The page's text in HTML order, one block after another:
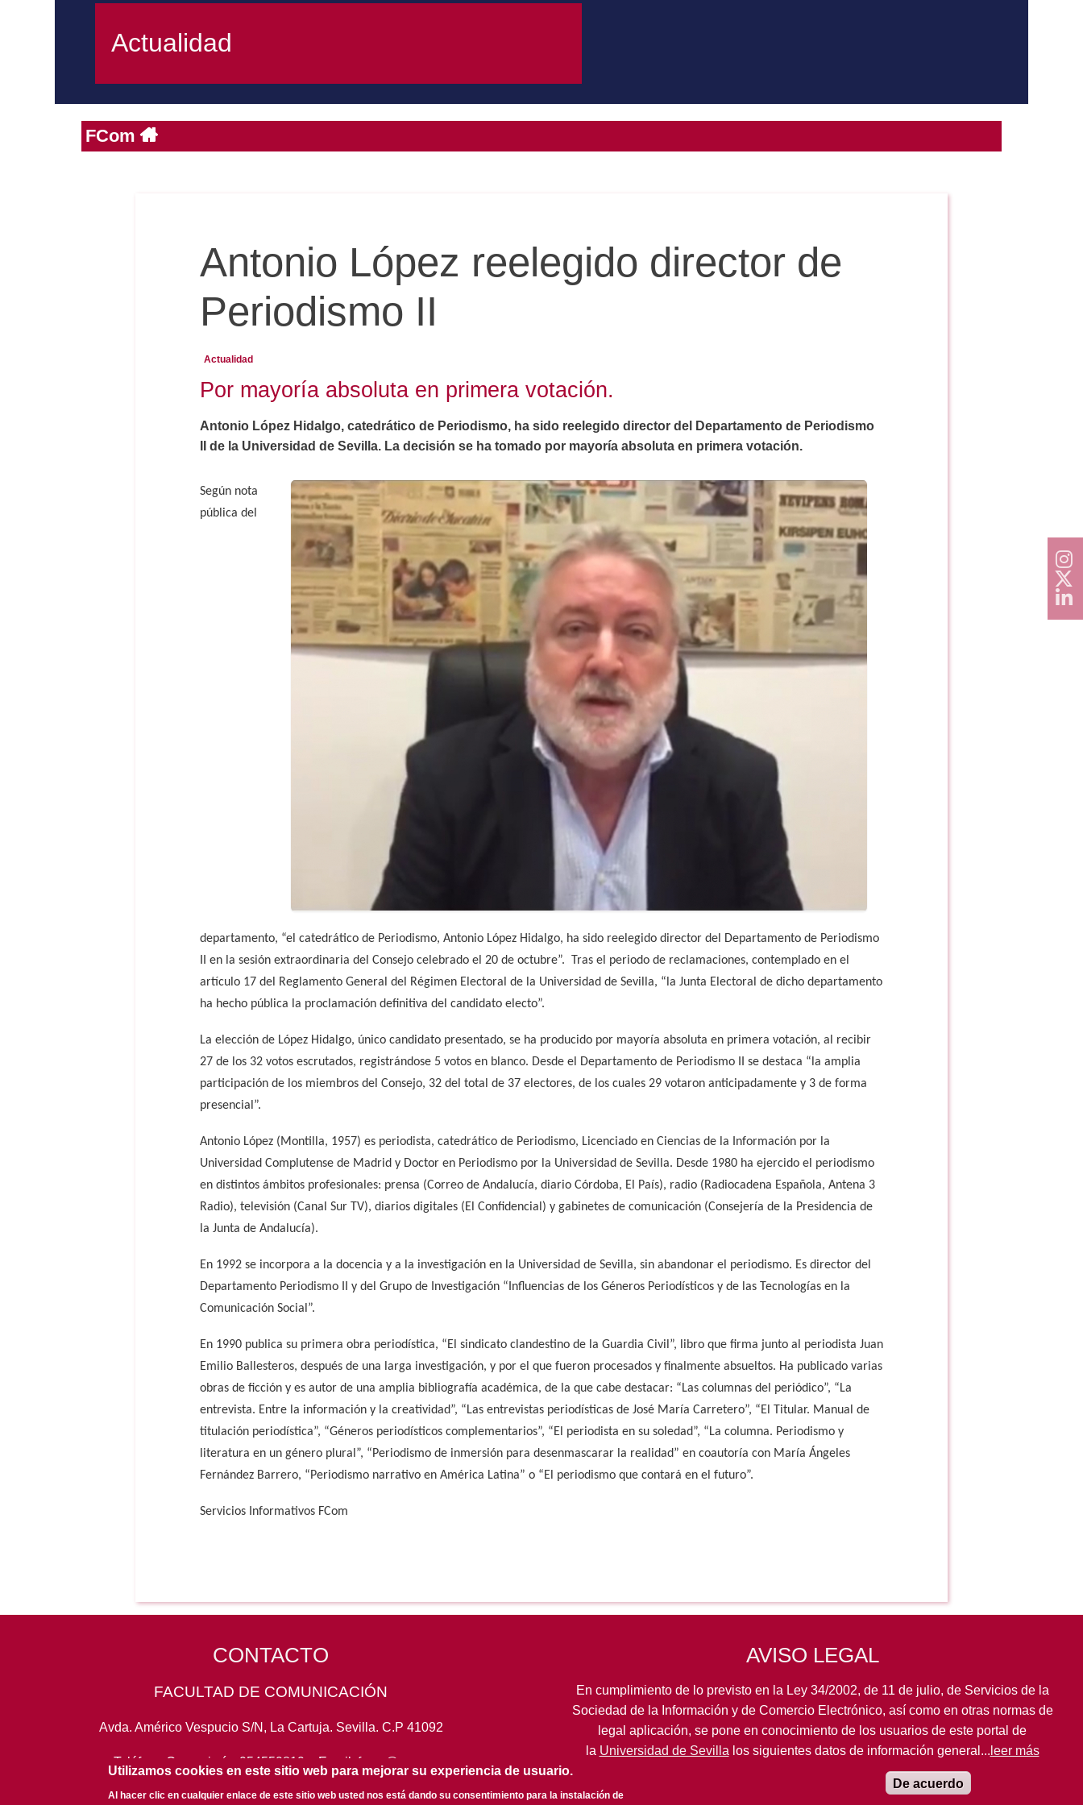
Actualidad
FCom
Antonio López reelegido director de
Periodismo II
Actualidad
Por mayoría absoluta en primera votación.
Antonio López Hidalgo, catedrático de Periodismo, ha sido reelegido director del Departamento de Periodismo
II de la Universidad de Sevilla. La decisión se ha tomado por mayoría absoluta en primera votación.
Según nota
pública del
departamento, “el catedrático de Periodismo, Antonio López Hidalgo, ha sido reelegido director del Departamento de Periodismo
II en la sesión extraordinaria del Consejo celebrado el 20 de octubre”. Tras el periodo de reclamaciones, contemplado en el
artículo 17 del Reglamento General del Régimen Electoral de la Universidad de Sevilla, “la Junta Electoral de dicho departamento
ha hecho pública la proclamación definitiva del candidato electo”.
La elección de López Hidalgo, único candidato presentado, se ha producido por mayoría absoluta en primera votación, al recibir
27 de los 32 votos escrutados, registrándose 5 votos en blanco. Desde el Departamento de Periodismo II se destaca “la amplia
participación de los miembros del Consejo, 32 del total de 37 electores, de los cuales 29 votaron anticipadamente y 3 de forma
presencial”.
Antonio López (Montilla, 1957) es periodista, catedrático de Periodismo, Licenciado en Ciencias de la Información por la
Universidad Complutense de Madrid y Doctor en Periodismo por la Universidad de Sevilla. Desde 1980 ha ejercido el periodismo
en distintos ámbitos profesionales: prensa (Correo de Andalucía, diario Córdoba, El País), radio (Radiocadena Española, Antena 3
Radio), televisión (Canal Sur TV), diarios digitales (El Confidencial) y gabinetes de comunicación (Consejería de la Presidencia de
la Junta de Andalucía).
En 1992 se incorpora a la docencia y a la investigación en la Universidad de Sevilla, sin abandonar el periodismo. Es director del
Departamento Periodismo II y del Grupo de Investigación “Influencias de los Géneros Periodísticos y de las Tecnologías en la
Comunicación Social”.
En 1990 publica su primera obra periodística, “El sindicato clandestino de la Guardia Civil”, libro que firma junto al periodista Juan
Emilio Ballesteros, después de una larga investigación, y por el que fueron procesados y finalmente absueltos. Ha publicado varias
obras de ficción y es autor de una amplia bibliografía académica, de la que cabe destacar: “Las columnas del periódico”, “La
entrevista. Entre la información y la creatividad”, “Las entrevistas periodísticas de José María Carretero”, “El Titular. Manual de
titulación periodística”, “Géneros periodísticos complementarios”, “El periodista en su soledad”, “La columna. Periodismo y
literatura en un género plural”, “Periodismo de inmersión para desenmascarar la realidad” en coautoría con María Ángeles
Fernández Barrero, “Periodismo narrativo en América Latina” o “El periodismo que contará en el futuro”.
Servicios Informativos FCom
CONTACTO
FACULTAD DE COMUNICACIÓN
Avda. Américo Vespucio S/N, La Cartuja. Sevilla. C.P 41092
Teléfono Conserjería: 954559819 - Email: fcom@us.es
AVISO LEGAL
En cumplimiento de lo previsto en la Ley 34/2002, de 11 de julio, de Servicios de la
Sociedad de la Información y de Comercio Electrónico, así como en otras normas de
legal aplicación, se pone en conocimiento de los usuarios de este portal de
la Universidad de Sevilla los siguientes datos de información general... leer más
Utilizamos cookies en este sitio web para mejorar su experiencia de usuario.
Al hacer clic en cualquier enlace de este sitio web usted nos está dando su consentimiento para la instalación de
De acuerdo